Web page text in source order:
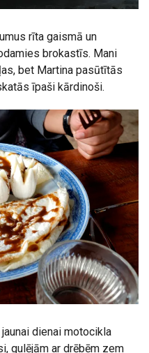
rīta gaismā un
brokastīs. Mani
bet Martina pasūtītās
īpaši kārdinoši.
dienai motocikla
gulējām ar drēbēm zem